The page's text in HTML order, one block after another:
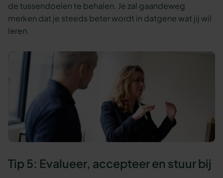
de tussendoelen te behalen. Je zal gaandeweg
merken dat je steeds beter wordt in datgene wat jij wil
leren.
Tip 5: Evalueer, accepteer en stuur bij